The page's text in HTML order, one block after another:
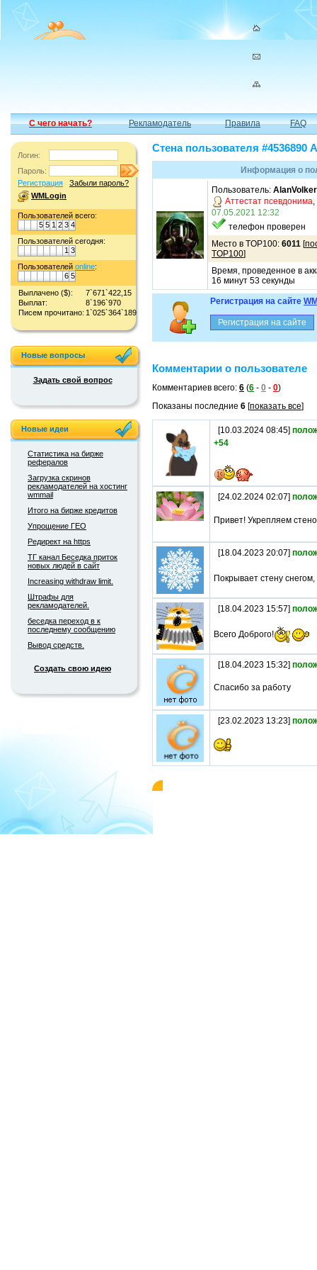
С чего начать? Рекламодатель Правила FAQ
Логин:
Пароль:
Регистрация
Забыли пароль?
WMLogin
Пользователей всего:
5 5 1 2 3 4
Пользователей сегодня:
1 3
Пользователей online:
6 5
Выплачено ($):
7`671`422,15
Выплат:
8`196`970
Писем прочитано: 1`025`364`189
Новые вопросы
Задать свой вопрос
Новые идеи
Статистика на бирже
рефералов
Загрузка скринов
рекламодателей на хостинг
wmmail
Итого на бирже кредитов
Упрощение ГЕО
Редирект на https
ТГ канал Беседка приток
новых людей в сайт
Increasing withdraw limit.
Штрафы для
рекламодателей.
беседка переход в к
последнему сообщению
Вывод средств.
Создать свою идею
Стена пользователя #4536890
Информация о
Пользователь: AlanVolker
Аттестат псевдонима
07.05.2021 12:32
телефон проверен
Место в TOP100: 6011 [
TOP100]
Время, проведенное в
16 минут 53 секунды
Регистрация на сайте
Комментарии о пользователе
Комментариев всего: 6 (6 - 0 - 0)
Показаны последние 6 [показать все]
[10.03.2024 08:45]
+54
[24.02.2024 02:07]
Привет! Укрепляем
[18.04.2023 20:07]
Покрывает стену
[18.04.2023 15:57]
Всего Доброго!
[18.04.2023 15:32]
Спасибо за работу
[23.02.2023 13:23]